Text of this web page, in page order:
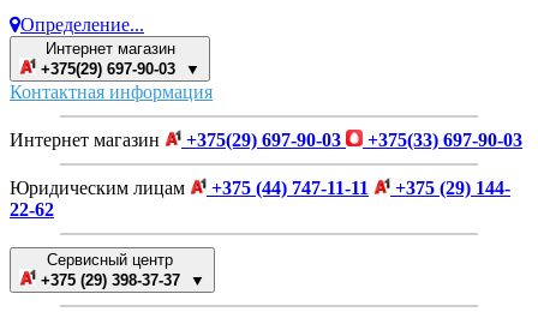
Определение...
Интернет магазин
+375(29) 697-90-03 ▼
Контактная информация
Интернет магазин +375(29) 697-90-03 +375(33) 697-90-03
Юридическим лицам +375 (44) 747-11-11
+375 (29) 144-
22-62
Сервисный центр
+375 (29) 398-37-37 ▼